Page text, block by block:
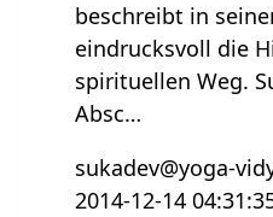
beschreibt in
eindrucksvoll die
spirituellen Weg.
Absc…
sukadev@yoga-
2014-12-14